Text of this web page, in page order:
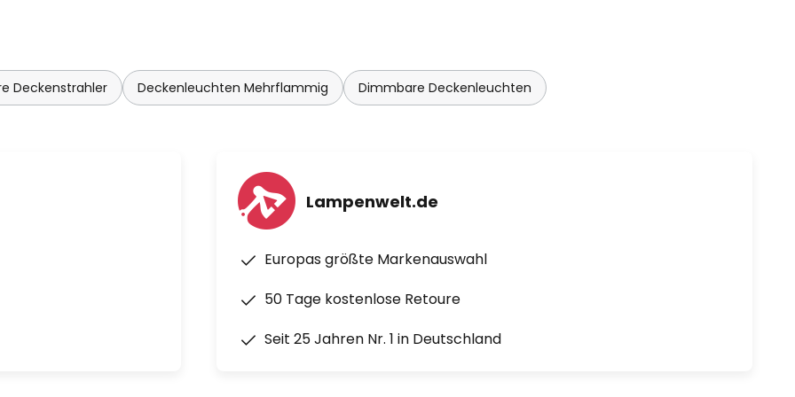
Deckenstrahler Deckenleuchten Mehrflammig Dimmbare Deckenleuchten
Lampenwelt.de
Europas größte Markenauswahl
50 Tage kostenlose Retoure
Seit 25 Jahren Nr. 1 in Deutschland